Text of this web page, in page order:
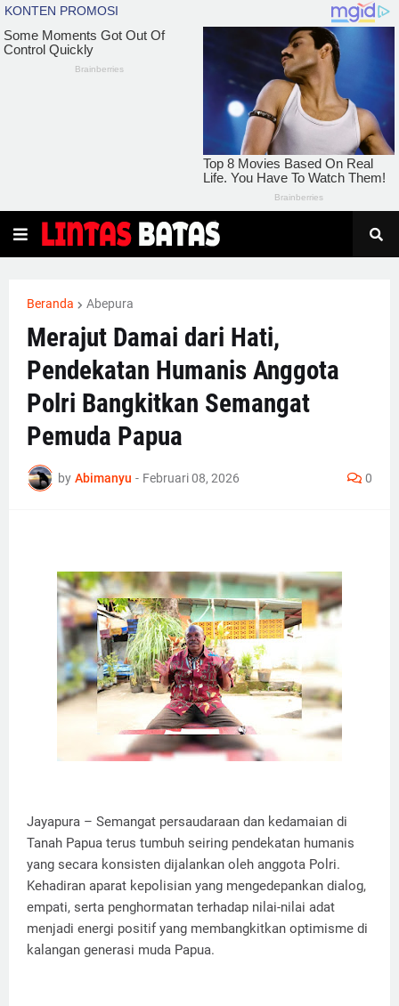
Beranda Abepura
Merajut Damai dari Hati,
Pendekatan Humanis Anggota
Polri Bangkitkan Semangat
Pemuda Papua
by Abimanyu - Februari 08, 2026 0
Jayapura – Semangat persaudaraan dan kedamaian di
Tanah Papua terus tumbuh seiring pendekatan humanis
yang secara konsisten dijalankan oleh anggota Polri.
Kehadiran aparat kepolisian yang mengedepankan dialog,
empati, serta penghormatan terhadap nilai-nilai adat
menjadi energi positif yang membangkitkan optimisme di
kalangan generasi muda Papua.